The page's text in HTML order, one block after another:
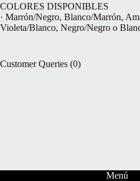
COLORES DISPONIBLES
· Marrón/Negro, Blanco/Marrón,
Violeta/Blanco, Negro/Negro o
Customer Queries (0)
Menú